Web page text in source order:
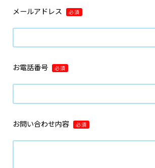
メールアドレス 必須
お電話番号 必須
お問い合わせ内容 必須